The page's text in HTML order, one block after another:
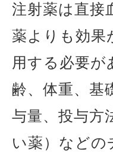
注射薬は直接
薬よりも効果
用する必要が
齢、体重、基
与量、投与方
い薬）などの